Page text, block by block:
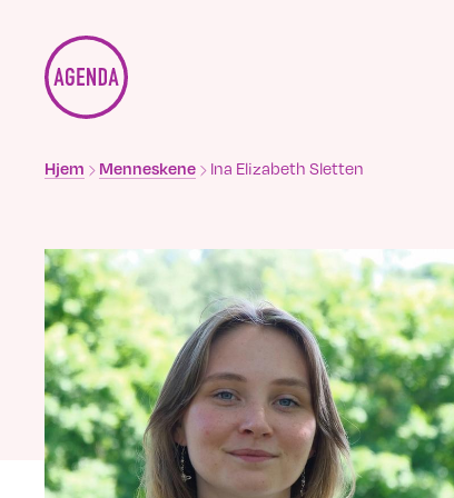
Brødsmulesti
Hjem Menneskene Ina Elizabeth Sletten